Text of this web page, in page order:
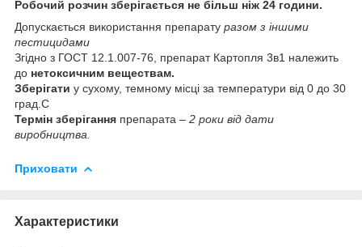
Робочий розчин зберігається не більш ніж 24 години.
Допускається використання препарату разом з іншими
пестицидами
Згідно з ГОСТ 12.1.007-76, препарат Картопля 3в1 належить
до нетоксичним веществам.
Зберігати у сухому, темному місці за температури від 0 до 30
град.С
Термін зберігання препарата – 2 роки від дати
виробництва.
Приховати
Характеристики